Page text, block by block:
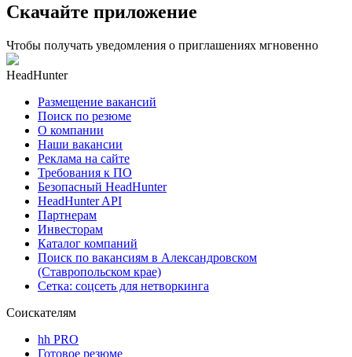
Скачайте приложение
Чтобы получать уведомления о приглашениях мгновенно
HeadHunter
Размещение вакансий
Поиск по резюме
О компании
Наши вакансии
Реклама на сайте
Требования к ПО
Безопасный HeadHunter
HeadHunter API
Партнерам
Инвесторам
Каталог компаний
Поиск по вакансиям в Александровском
(Ставропольском крае)
Сетка: соцсеть для нетворкинга
Соискателям
hh PRO
Готовое резюме